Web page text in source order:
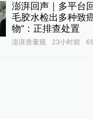
澎湃回声｜多平台
毛胶水检出多种致
物”：正排查处置
澎湃质量观 23小时前 69